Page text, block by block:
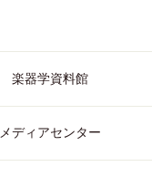
楽器学資料館
メディアセンター